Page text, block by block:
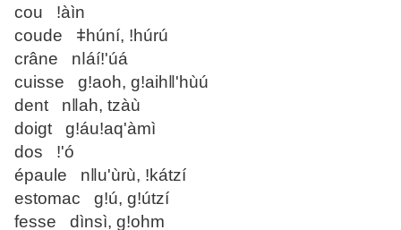
cou ǃàìn
coude ǂhúní, ǃhúrú
crâne nǀáíǃ'úá
cuisse gǃaoh, gǃaihǁ'hùú
dent nǁah, tzàù
doigt gǃáuǃaq'àmì
dos ǃ'ó
épaule nǁu'ùrù, ǃkátzí
estomac gǃú, gǃútzí
fesse dìnsì, gǃohm